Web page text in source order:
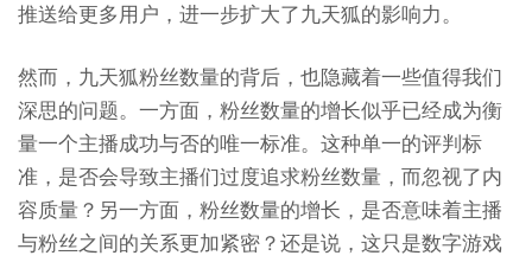
推送给更多用户，进一步扩大了九天狐的影响力。
然而，九天狐粉丝数量的背后，也隐藏着一些值得我们
深思的问题。一方面，粉丝数量的增长似乎已经成为衡
量一个主播成功与否的唯一标准。这种单一的评判标
准，是否会导致主播们过度追求粉丝数量，而忽视了内
容质量？另一方面，粉丝数量的增长，是否意味着主播
与粉丝之间的关系更加紧密？还是说，这只是数字游戏